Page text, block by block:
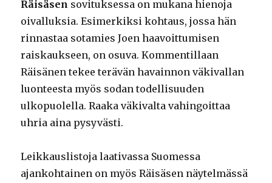
Räisäsen sovituksessa on mukana hienoja
oivalluksia. Esimerkiksi kohtaus, jossa hän
rinnastaa sotamies Joen haavoittumisen
raiskaukseen, on osuva. Kommentillaan
Räisänen tekee terävän havainnon väkivallan
luonteesta myös sodan todellisuuden
ulkopuolella. Raaka väkivalta vahingoittaa
uhria aina pysyvästi.
Leikkauslistoja laativassa Suomessa
ajankohtainen on myös Räisäsen näytelmässä